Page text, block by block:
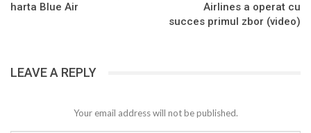
harta Blue Air
Airlines a operat cu
succes primul zbor (video)
LEAVE A REPLY
Your email address will not be published.